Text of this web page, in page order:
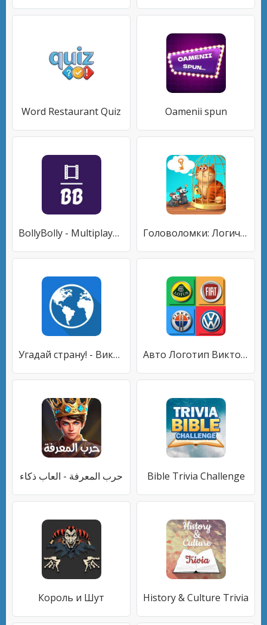
Word Restaurant Quiz Oamenii spun
BollyBolly - Multiplayer Quiz Головоломки: Логические Задачи
Угадай страну! - Викторина Авто Логотип Викторина Игра
حرب المعرفة - العاب ذكاء Bible Trivia Challenge
Король и Шут History & Culture Trivia